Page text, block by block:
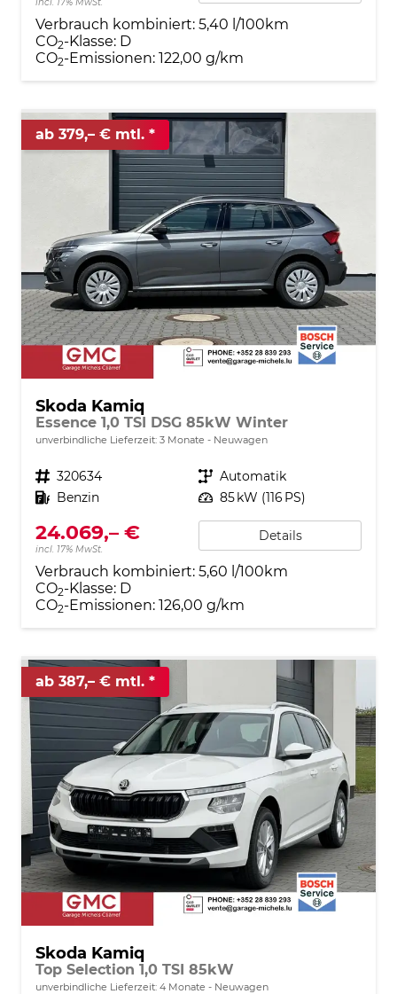
Verbrauch kombiniert: 5,40 l/100km
CO2-Klasse: D
CO2-Emissionen: 122,00 g/km
ab 379,– € mtl.
Skoda Kamiq
Essence 1,0 TSI DSG 85kW Winter
unverbindliche Lieferzeit: 3 Monate Neuwagen
Fahrzeugnr. 320634 Getriebe Automatik
Kraftstoff Benzin Leistung 85 kW (116 PS)
24.069,– €
incl. 17% MwSt.
Details
Verbrauch kombiniert: 5,60 l/100km
CO2-Klasse: D
CO2-Emissionen: 126,00 g/km
ab 387,– € mtl.
Skoda Kamiq
Top Selection 1,0 TSI 85kW
unverbindliche Lieferzeit: 4 Monate Neuwagen